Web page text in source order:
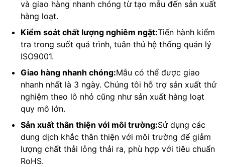
phẩm
đơn lẻ
lớn
nhất
2400*700MM
Dung
sai
kích
thước
đường
±0,005MM
Độ sâu
tối
thiểu
0,01MM
và giao hàng nhanh chóng từ tạo mẫu đến sản xuất
hàng loạt.
Kiểm soát chất lượng nghiêm ngặt:Tiến hành kiểm
tra trong suốt quá trình, tuân thủ hệ thống quản lý
ISO9001.
Giao hàng nhanh chóng:Mẫu có thể được giao
nhanh nhất là 3 ngày. Chúng tôi hỗ trợ sản xuất thử
nghiệm theo lô nhỏ cũng như sản xuất hàng loạt
quy mô lớn.
Sản xuất thân thiện với môi trường:Sử dụng các
dung dịch khắc thân thiện với môi trường để giảm
lượng chất thải lỏng thải ra, phù hợp với tiêu chuẩn
RoHS.